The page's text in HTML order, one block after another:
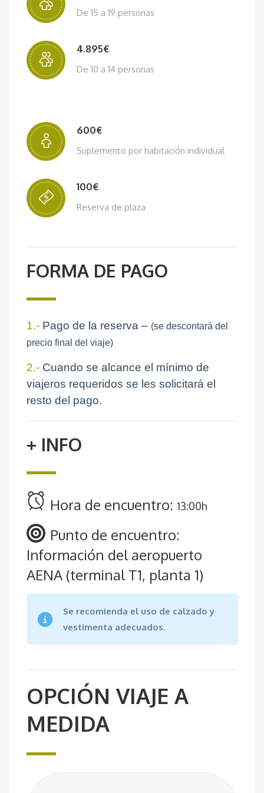
De 15 a 19 personas
4.895€
De 10 a 14 personas
600€
Suplemento por habitación individual
100€
Reserva de plaza
FORMA DE PAGO
1.- Pago de la reserva – (se descontará del
precio final del viaje)
2.- Cuando se alcance el mínimo de
viajeros requeridos se les solicitará el
resto del pago.
+ INFO
Hora de encuentro: 13:00h
Punto de encuentro:
Información del aeropuerto
AENA (terminal T1, planta 1)
Se recomienda el uso de calzado y
vestimenta adecuados.
OPCIÓN VIAJE A
MEDIDA